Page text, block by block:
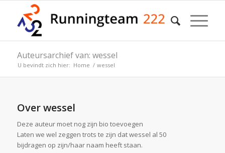
Auteursarchief van: wessel
U bevindt zich hier: Home / wessel
Overwessel
Deze auteur moet nog zijn bio toevoegen
Laten we wel zeggen trots te zijn datwessel al 50
bijdragen op zijn/haar naam heeft staan.